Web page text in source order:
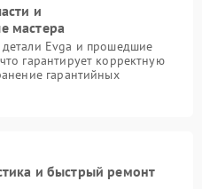
и
мастера
Evga и прошедшие
гарантирует корректную
гарантийных
и быстрый ремонт